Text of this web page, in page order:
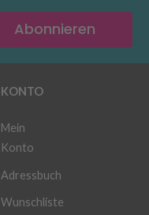
Abonnieren
KONTO
Mein
Konto
Adressbuch
Wunschliste